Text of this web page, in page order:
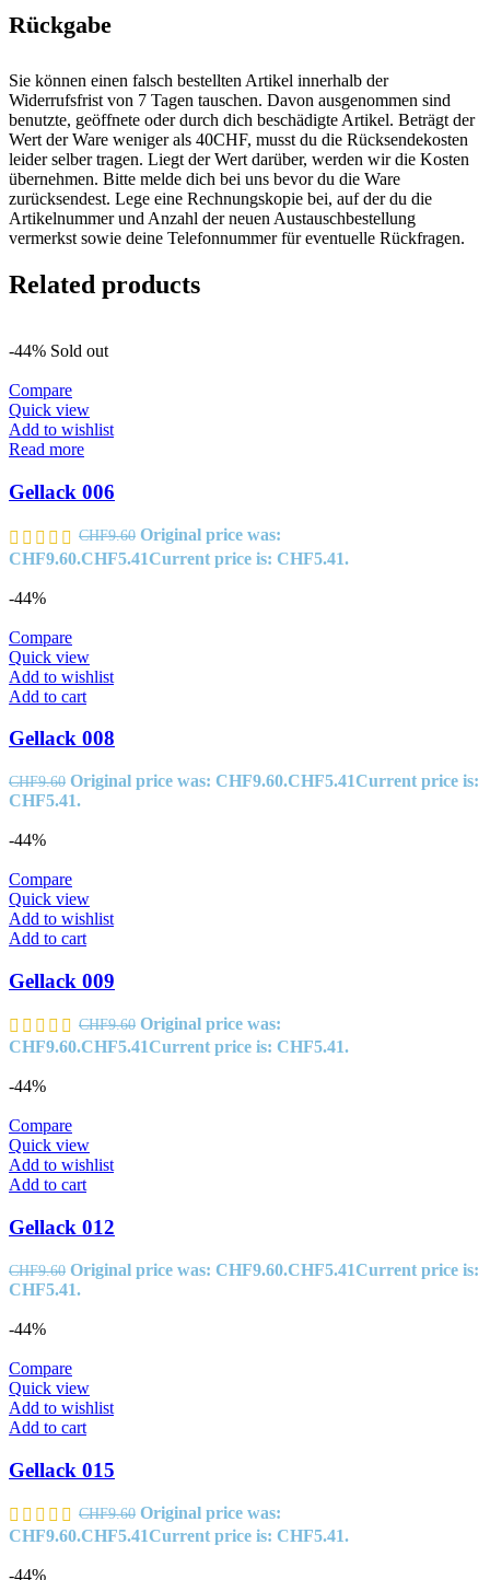
Rückgabe
Sie können einen falsch bestellten Artikel innerhalb der
Widerrufsfrist von 7 Tagen tauschen. Davon ausgenommen sind
benutzte, geöffnete oder durch dich beschädigte Artikel. Beträgt der
Wert der Ware weniger als 40CHF, musst du die Rücksendekosten
leider selber tragen. Liegt der Wert darüber, werden wir die Kosten
übernehmen. Bitte melde dich bei uns bevor du die Ware
zurücksendest. Lege eine Rechnungskopie bei, auf der du die
Artikelnummer und Anzahl der neuen Austauschbestellung
vermerkst sowie deine Telefonnummer für eventuelle Rückfragen.
Related products
-44% Sold out
Compare
Quick view
Add to wishlist
Read more
Gellack 006
CHF9.60 Original price was:
CHF9.60.CHF5.41Current price is: CHF5.41.
-44%
Compare
Quick view
Add to wishlist
Add to cart
Gellack 008
CHF9.60 Original price was: CHF9.60.CHF5.41Current price is:
CHF5.41.
-44%
Compare
Quick view
Add to wishlist
Add to cart
Gellack 009
CHF9.60 Original price was:
CHF9.60.CHF5.41Current price is: CHF5.41.
-44%
Compare
Quick view
Add to wishlist
Add to cart
Gellack 012
CHF9.60 Original price was: CHF9.60.CHF5.41Current price is:
CHF5.41.
-44%
Compare
Quick view
Add to wishlist
Add to cart
Gellack 015
CHF9.60 Original price was:
CHF9.60.CHF5.41Current price is: CHF5.41.
-44%